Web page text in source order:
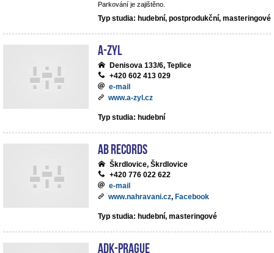
Parkování je zajištěno.
Typ studia: hudební, postprodukční, masteringové
A-ZYL
Denisova 133/6, Teplice
+420 602 413 029
e-mail
www.a-zyl.cz
Typ studia: hudební
AB records
Škrdlovice, Škrdlovice
+420 776 022 622
e-mail
www.nahravani.cz, Facebook
Typ studia: hudební, masteringové
ADK-Prague